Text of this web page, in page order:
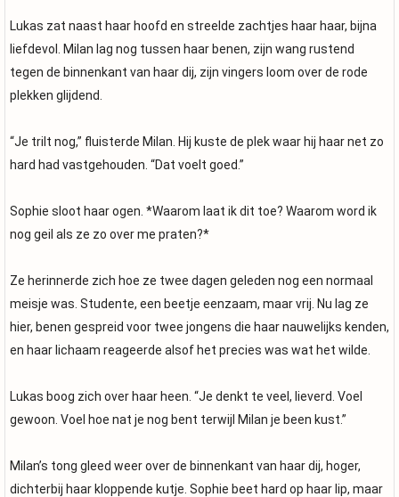
Lukas zat naast haar hoofd en streelde zachtjes haar haar, bijna
liefdevol. Milan lag nog tussen haar benen, zijn wang rustend
tegen de binnenkant van haar dij, zijn vingers loom over de rode
plekken glijdend.
“Je trilt nog,” fluisterde Milan. Hij kuste de plek waar hij haar net zo
hard had vastgehouden. “Dat voelt goed.”
Sophie sloot haar ogen. *Waarom laat ik dit toe? Waarom word ik
nog geil als ze zo over me praten?*
Ze herinnerde zich hoe ze twee dagen geleden nog een normaal
meisje was. Studente, een beetje eenzaam, maar vrij. Nu lag ze
hier, benen gespreid voor twee jongens die haar nauwelijks kenden,
en haar lichaam reageerde alsof het precies was wat het wilde.
Lukas boog zich over haar heen. “Je denkt te veel, lieverd. Voel
gewoon. Voel hoe nat je nog bent terwijl Milan je been kust.”
Milan’s tong gleed weer over de binnenkant van haar dij, hoger,
dichterbij haar kloppende kutje. Sophie beet hard op haar lip, maar